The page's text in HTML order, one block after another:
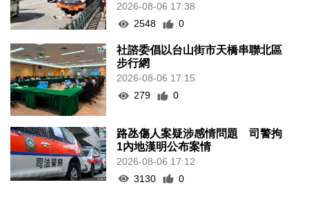
2026-08-06 17:38
2548
0
社諮委倡以台山街市天橋串聯北區
步行網
2026-08-06 17:15
279
0
路氹傷人案疑涉感情問題 司警拘
1內地漢明公布案情
2026-08-06 17:12
3130
0